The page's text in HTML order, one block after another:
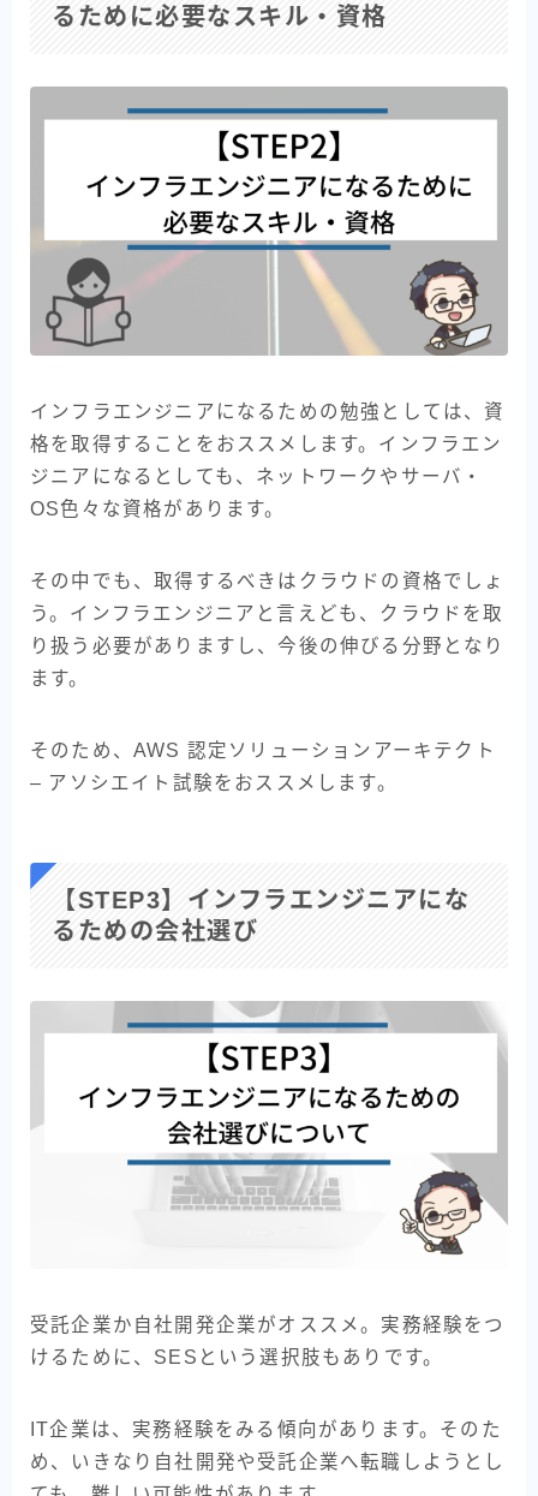
るために必要なスキル・資格
インフラエンジニアになるための勉強としては、資
格を取得することをおススメします。インフラエン
ジニアになるとしても、ネットワークやサーバ・
OS色々な資格があります。
その中でも、取得するべきはクラウドの資格でしょ
う。インフラエンジニアと言えども、クラウドを取
り扱う必要がありますし、今後の伸びる分野となり
ます。
そのため、AWS 認定ソリューションアーキテクト
– アソシエイト試験をおススメします。
【STEP3】インフラエンジニアにな
るための会社選び
受託企業か自社開発企業がオススメ。実務経験をつ
けるために、SESという選択肢もありです。
IT企業は、実務経験をみる傾向があります。そのた
め、いきなり自社開発や受託企業へ転職しようとし